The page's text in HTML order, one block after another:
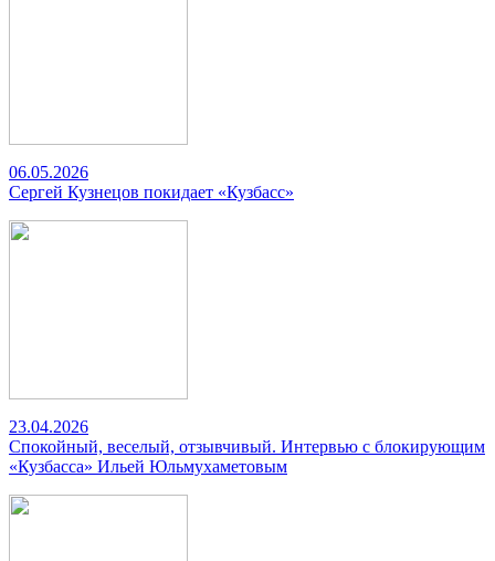
06.05.2026
Сергей Кузнецов покидает «Кузбасс»
23.04.2026
Спокойный, веселый, отзывчивый. Интервью с блокирующим
«Кузбасса» Ильей Юльмухаметовым